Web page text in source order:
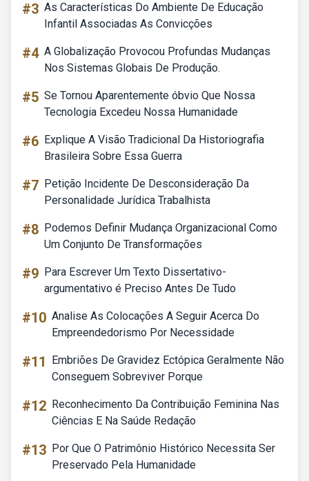
#3 As Características Do Ambiente De Educação
Infantil Associadas As Convicções
#4 A Globalização Provocou Profundas Mudanças
Nos Sistemas Globais De Produção.
#5 Se Tornou Aparentemente óbvio Que Nossa
Tecnologia Excedeu Nossa Humanidade
#6 Explique A Visão Tradicional Da Historiografia
Brasileira Sobre Essa Guerra
#7 Petição Incidente De Desconsideração Da
Personalidade Jurídica Trabalhista
#8 Podemos Definir Mudança Organizacional Como
Um Conjunto De Transformações
#9 Para Escrever Um Texto Dissertativo-
argumentativo é Preciso Antes De Tudo
#10 Analise As Colocações A Seguir Acerca Do
Empreendedorismo Por Necessidade
#11
Embriões De Gravidez Ectópica Geralmente Não
Conseguem Sobreviver Porque
#12 Reconhecimento Da Contribuição Feminina Nas
Ciências E Na Saúde Redação
#13 Por Que O Patrimônio Histórico Necessita Ser
Preservado Pela Humanidade